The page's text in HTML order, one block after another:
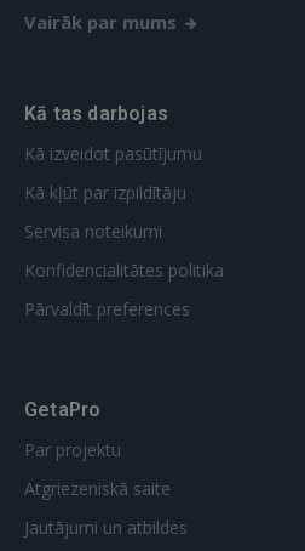
Vairāk par mums
Kā tas darbojas
Kā izveidot pasūtījumu
Kā kļūt par izpildītāju
Servisa noteikumi
Konfidencialitātes politika
Pārvaldīt preferences
GetaPro
Par projektu
Atgriezeniskā saite
Jautājumi un atbildes